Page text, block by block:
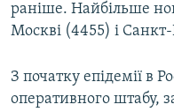
раніше. Найбільше
Москві (4455) і
З початку епідемії в
оперативного штабу,